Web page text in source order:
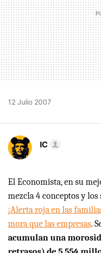
12 Julio 2007
IC
El Economista, en su
mezcla 4 conceptos y
¡Alerta roja en las
mora que las empresas.
acumulan una